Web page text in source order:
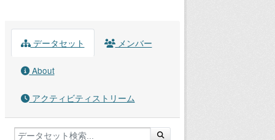
データセット メンバー
About
アクティビティストリーム